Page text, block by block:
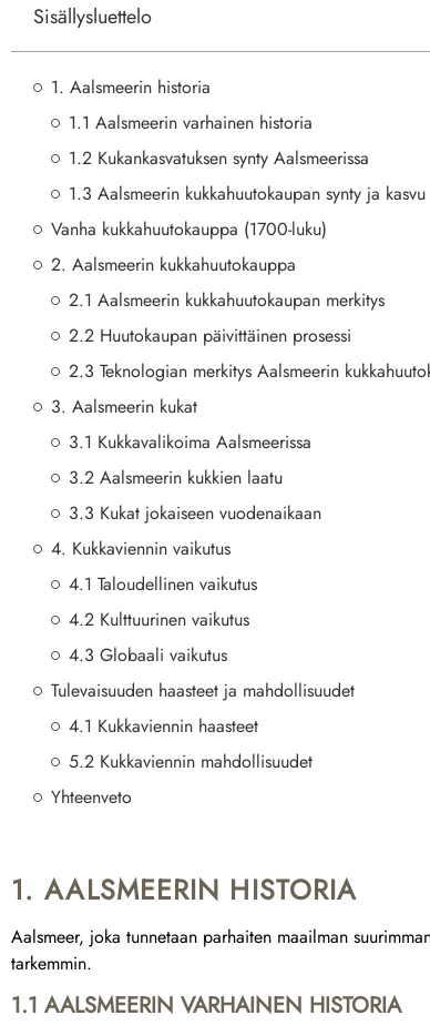
Sisällysluettelo
1. Aalsmeerin historia
1.1 Aalsmeerin varhainen historia
1.2 Kukankasvatuksen synty Aalsmeerissa
1.3 Aalsmeerin kukkahuutokaupan synty ja kasvu
Vanha kukkahuutokauppa (1700-luku)
2. Aalsmeerin kukkahuutokauppa
2.1 Aalsmeerin kukkahuutokaupan merkitys
2.2 Huutokaupan päivittäinen prosessi
2.3 Teknologian merkitys Aalsmeerin
3. Aalsmeerin kukat
3.1 Kukka­valikoima Aalsmeerissa
3.2 Aalsmeerin kukkien laatu
3.3 Kukat jokaiseen vuodenaikaan
4. Kukkaviennin vaikutus
4.1 Taloudellinen vaikutus
4.2 Kulttuurinen vaikutus
4.3 Globaali vaikutus
Tulevaisuuden haasteet ja mahdollisuudet
4.1 Kukkaviennin haasteet
5.2 Kukkaviennin mahdollisuudet
Yhteenveto
1. AALSMEERIN HISTORIA
Aalsmeer, joka tunnetaan parhaiten maailman
tarkemmin.
1.1 AALSMEERIN VARHAINEN HISTORIA